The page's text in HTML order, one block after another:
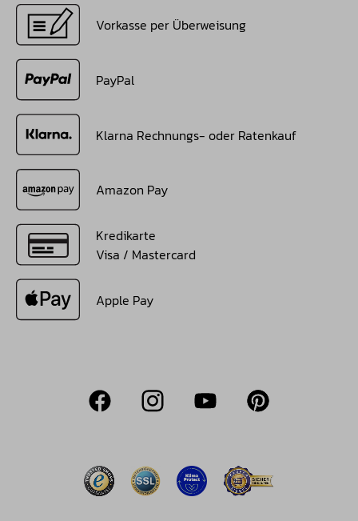
Vorkasse per Überweisung
PayPal
Klarna Rechnungs- oder Ratenkauf
Amazon Pay
Kredikarte
Visa / Mastercard
Apple Pay